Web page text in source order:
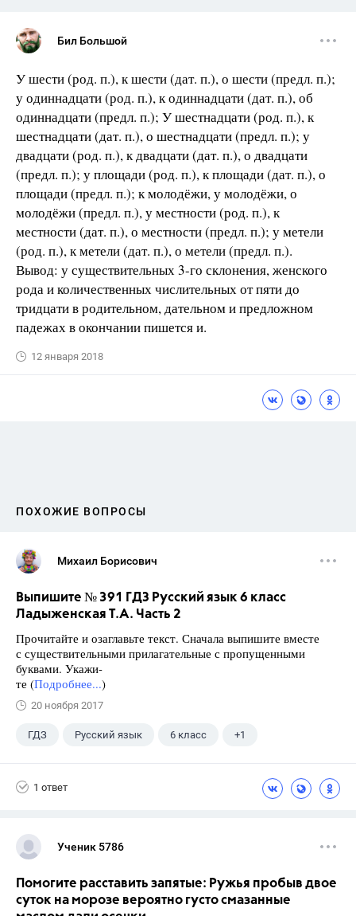
Бил Большой
У шести (род. п.), к шести (дат. п.), о шести (предл. п.);
у одиннадцати (род. п.), к одиннадцати (дат. п.), об
одиннадцати (предл. п.); У шестнадцати (род. п.), к
шестнадцати (дат. п.), о шестнадцати (предл. п.); у
двадцати (род. п.), к двадцати (дат. п.), о двадцати
(предл. п.); у площади (род. п.), к площади (дат. п.), о
площади (предл. п.); к молодёжи, у молодёжи, о
молодёжи (предл. п.), у местности (род. п.), к
местности (дат. п.), о местности (предл. п.); у метели
(род. п.), к метели (дат. п.), о метели (предл. п.).
Вывод: у существительных 3-го склонения, женского
рода и количественных числительных от пяти до
тридцати в родительном, дательном и предложном
падежах в окончании пишется и.
12 января 2018
ПОХОЖИЕ ВОПРОСЫ
Михаил Борисович
Выпишите № 391 ГДЗ Русский язык 6 класс
Ладыженская Т.А. Часть 2
Прочитайте и озаглавьте текст. Сначала выпишите вместе
с существительными прилагательные с пропущенными
буквами. Укажи-
те (Подробнее...)
20 ноября 2017
ГДЗ Русский язык 6 класс +1
1 ответ
Ученик 5786
Помогите расставить запятые: Ружья пробыв двое
суток на морозе вероятно густо смазанные